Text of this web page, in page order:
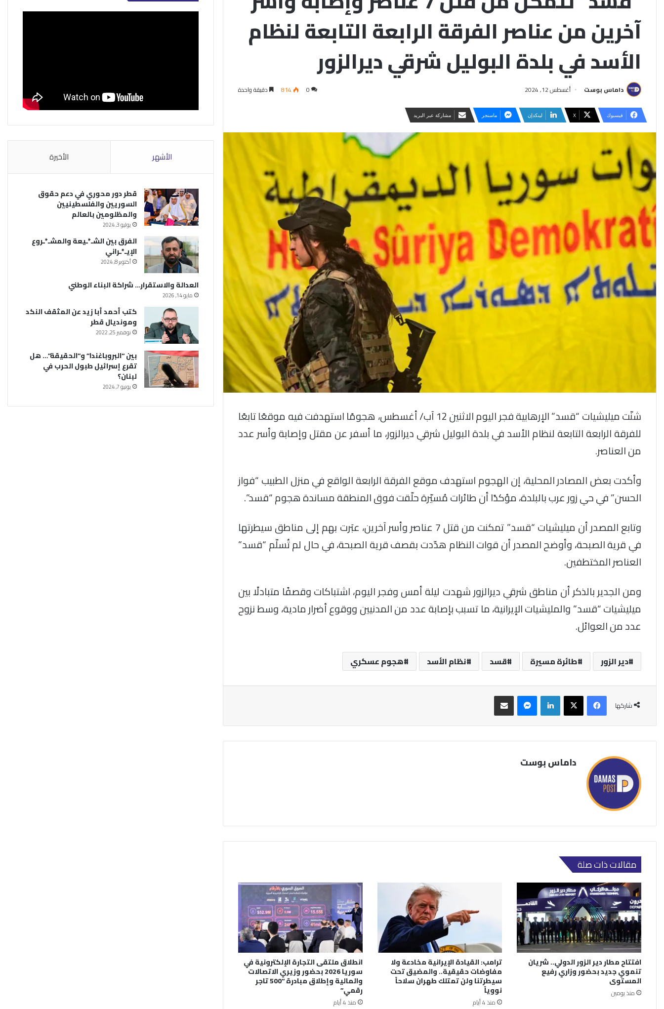
آخرين من عناصر الفرقة الرابعة التابعة لنظام
الأسد في بلدة البوليل شرقي ديرالزور
داماس بوست أغسطس 12, 2024 0
814 دقيقة واحدة
فيسبوك ‫X لينكدإن ماسنجر مشاركة عبر البريد
شنّت ميليشيات “قسد” الإرهابية فجر اليوم الاثنين 12 آب/ أغسطس، هجومًا استهدفت فيه موقعًا تابعًا
للفرقة الرابعة التابعة لنظام الأسد في بلدة البوليل شرقي ديرالزور، ما أسفر عن مقتل وإصابة وأسر عدد
من العناصر.
وأكدت بعض المصادر المحلية، إن الهجوم استهدف موقع الفرقة الرابعة الواقع في منزل الطبيب “فواز
الحسن” في حي زور عرب بالبلدة، مؤكدًا أن طائرات مُسيّرة حلّقت فوق المنطقة مساندة هجوم “قسد”.
وتابع المصدر أن ميليشيات “قسد” تمكنت من قتل 7 عناصر وأسر آخرين، عبَرت بهم إلى مناطق سيطرتها
في قرية الصبحة، وأوضح المصدر أن قوات النظام هدّدت بقصف قرية الصبحة، في حال لم تُسلّم “قسد”
العناصر المختطفين.
ومن الجدير بالذكر أن مناطق شرقي ديرالزور شهدت ليلة أمس وفجر اليوم، اشتباكات وقصفًا متبادلًا بين
ميليشيات “قسد” والمليشيات الإيرانية، ما تسبب بإصابة عدد من المدنيين ووقوع أضرار مادية، وسط نزوح
عدد من العوائل.
دير الزور طائرة مسيرة قسد نظام الأسد هجوم عسكري
شاركها
فيسبوك‫X لينكدإن ماسنجر مشاركة عبر البريد
داماس بوست
مقالات ذات صلة
افتتاح مطار دير الزور الدولي.. شريان
تنموي جديد بحضور وزاري رفيع
المستوى
منذ يومين
ترامب: القيادة الإيرانية مخادعة ولا
مفاوضات حقيقية.. والمضيق تحت
سيطرتنا ولن تمتلك طهران سلاحاً
نووياً
منذ 4 أيام
انطلاق ملتقى التجارة الإلكترونية في
سوريا 2026 بحضور وزيري الاتصالات
والمالية وإطلاق مبادرة “500 تاجر
رقمي”
منذ 4 أيام
الأشهر الأخيرة
قطر دور محوري في دعم حقوق
السوريين والفلسطينيين
والمظلومين بالعالم
يوليو 3, 2024
الفرق بين الشـ*ـيعة والمشـ*ـروع
الإيـ*ـراني
أكتوبر 8, 2024
العدالة والاستقرار… شراكة البناء الوطني
مايو 14, 2026
كتب أحمد أبا زيد عن المثقف النكد
ومونديال قطر
نوفمبر 25, 2022
بين “البروباغندا” و”الحقيقة”… هل
تقرع إسرائيل طبول الحرب في
لبنان؟
يونيو 7, 2024